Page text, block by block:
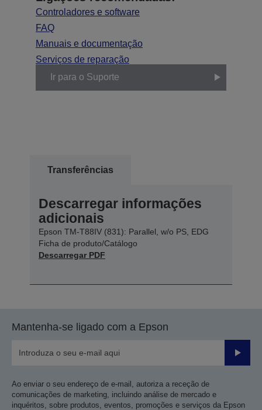
Controladores e software
FAQ
Manuais e documentação
Serviços de reparação
Ir para o Suporte
Transferências
Descarregar informações
adicionais
Epson TM-T88IV (831): Parallel, w/o PS, EDG
Ficha de produto/Catálogo
Descarregar PDF
Mantenha-se ligado com a Epson
Enviar
Ao enviar o seu endereço de e-mail, autoriza a receção de
comunicações de marketing, incluindo análise de mercado e
inquéritos, sobre produtos, eventos, promoções e serviços da Epson